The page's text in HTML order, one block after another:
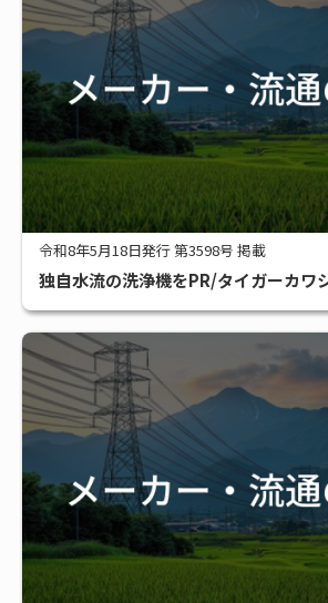
令和8年5月18日発行 第3598号 掲載
独自水流の洗浄機をPR/タイガーカワ